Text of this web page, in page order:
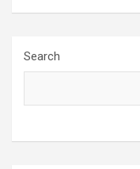
Search